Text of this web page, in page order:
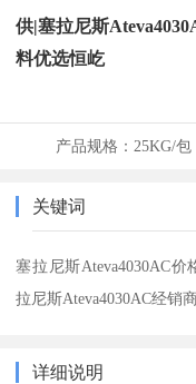
供|塞拉尼斯
料优选恒屹
产品规格： 25KG/包
关键词
塞拉尼斯Ateva4030AC
拉尼斯Ateva4030AC经销
详细说明